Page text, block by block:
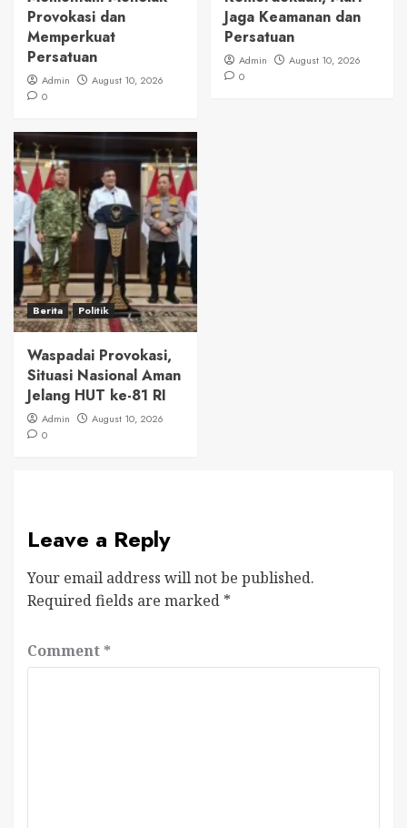
Provokasi dan
Memperkuat
Persatuan
Admin
August 10, 2026
0
Jaga Keamanan dan
Persatuan
Admin
August 10, 2026
0
Berita Politik
Waspadai Provokasi,
Situasi Nasional Aman
Jelang HUT ke-81 RI
Admin
August 10, 2026
0
Leave a Reply
Your email address will not be published.
Required fields are marked *
Comment *